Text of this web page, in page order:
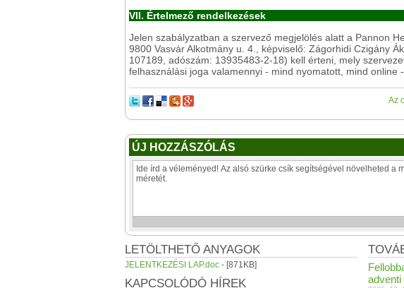
VII. Értelmező rendelkezések
Jelen szabályzatban a szervező megjelölés alatt a Pannon
9800 Vasvár Alkotmány u. 4., képviselő: Zágorhidi Czigány
107189, adószám: 13935483-2-18) kell érteni, mely
felhasználási joga valamennyi - mind nyomatott, mind online
Az
ÚJ HOZZÁSZÓLÁS
LETÖLTHETŐ ANYAGOK
JELENTKEZÉSI LAP.doc - [871KB]
KAPCSOLÓDÓ HÍREK